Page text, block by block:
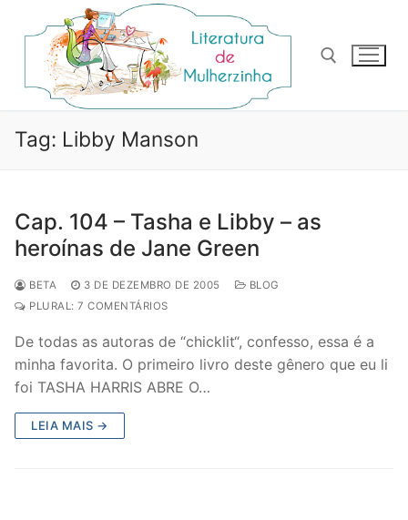
para
conteúdo
Pesquisar por:
Tag: Libby Manson
Cap. 104 – Tasha e Libby – as
heroínas de Jane Green
BETA 3 DE DEZEMBRO DE 2005
BLOG
PLURAL: 7 COMENTÁRIOS
De todas as autoras de “chicklit“, confesso, essa é a
minha favorita. O primeiro livro deste gênero que eu li
foi TASHA HARRIS ABRE O…
LEIA MAIS →